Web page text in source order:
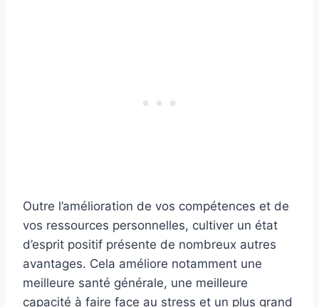
Outre l’amélioration de vos compétences et de
vos ressources personnelles, cultiver un état
d’esprit positif présente de nombreux autres
avantages. Cela améliore notamment une
meilleure santé générale, une meilleure
capacité à faire face au stress et un plus grand